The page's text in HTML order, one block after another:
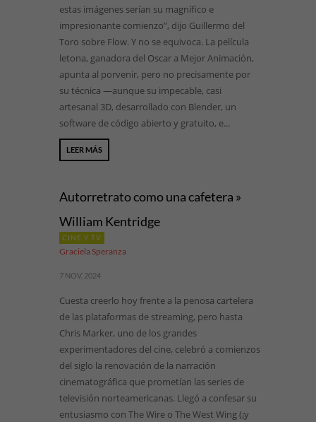
estas imágenes serían su magnífico e
impresionante comienzo”, dijo Guillermo del
Toro sobre Flow. Y no se equivoca. La película
letona, ganadora del Oscar a Mejor Animación,
apunta al porvenir, pero no precisamente por
su técnica —aunque su impecable, casi
artesanal 3D, desarrollado con Blender, un
software de código abierto y gratuito, e...
LEER MÁS
Autorretrato como una cafetera »
William Kentridge
CINE Y TV
Graciela Speranza
7 NOV, 2024
Cuesta creerlo hoy frente a la penosa cartelera
de las plataformas de streaming, pero hasta
Chris Marker, uno de los grandes
experimentadores del cine, celebró a comienzos
del siglo la renovación de la narración
cinematográfica que prometían las series de
televisión norteamericanas. Llegó a confesar su
entusiasmo con The Wire o The West Wing (¡y